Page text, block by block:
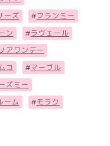
ーズ #フランミー
ン #ラヴェール
アワンデー
コ #マーブル
ズミー
ーム #モラク